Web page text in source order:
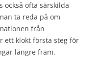
också ofta särskilda
ta reda på om
från
ett klokt första steg för
längre fram.